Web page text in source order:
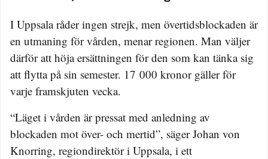
I Uppsala råder ingen strejk, men övertidsblockaden är
en utmaning för vården, menar regionen. Man väljer
därför att höja ersättningen för den som kan tänka sig
att flytta på sin semester. 17 000 kronor gäller för
varje framskjuten vecka.
“Läget i vården är pressat med anledning av
blockaden mot över- och mertid”, säger Johan von
Knorring, regiondirektör i Uppsala, i ett